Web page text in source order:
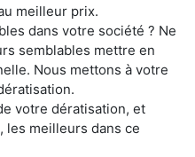
meilleur prix.
dans votre société ? Ne
semblables mettre en
Nous mettons à votre
votre dératisation, et
les meilleurs dans ce